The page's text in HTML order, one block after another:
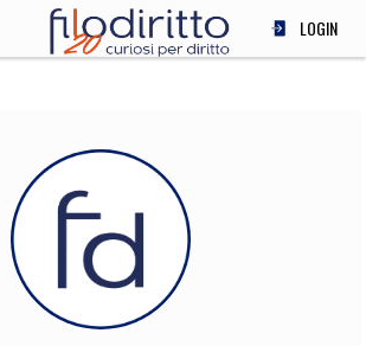
LOGIN
SOCIETÀ
MEDICINA
SCIENZA
STORIA E FILOSOFIA
INNOVAZIONE
ALTRO